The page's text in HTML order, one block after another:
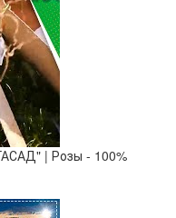
| Розы - 100%